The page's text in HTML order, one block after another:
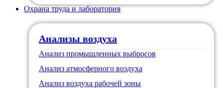
Охрана труда и лаборатория
Анализы воздуха
Анализ промышленных выбросов
Анализ атмосферного воздуха
Анализ воздуха рабочей зоны